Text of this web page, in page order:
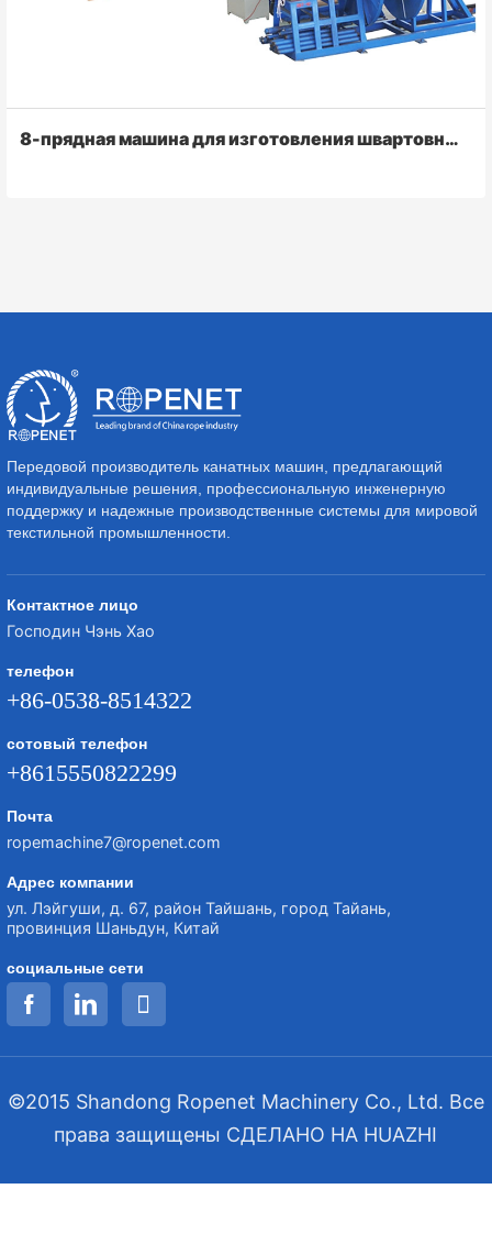
8-прядная машина для изготовления швартовных канатов Hawser PP
Передовой производитель канатных машин, предлагающий
индивидуальные решения, профессиональную инженерную
поддержку и надежные производственные системы для мировой
текстильной промышленности.
Контактное лицо
Господин Чэнь Хао
телефон
+86-0538-8514322
сотовый телефон
+8615550822299
Почта
ropemachine7@ropenet.com
Адрес компании
ул. Лэйгуши, д. 67, район Тайшань, город Тайань,
провинция Шаньдун, Китай
социальные сети
©2015 Shandong Ropenet Machinery Co., Ltd. Все
права защищены СДЕЛАНО НА HUAZHI